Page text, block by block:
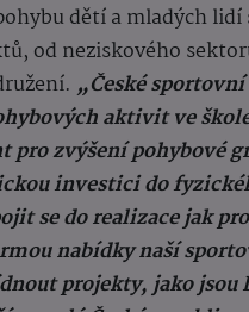
dětí a mladých
od neziskového
„České
aktivit ve
pro zvýšení pohybové
investici do
se do realizace jak
nabídky naší
projekty, jako